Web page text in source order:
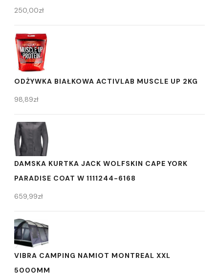
250,00zł
ODŻYWKA BIAŁKOWA ACTIVLAB MUSCLE UP 2KG
98,89zł
DAMSKA KURTKA JACK WOLFSKIN CAPE YORK
PARADISE COAT W 1111244-6168
659,99zł
VIBRA CAMPING NAMIOT MONTREAL XXL
5000MM